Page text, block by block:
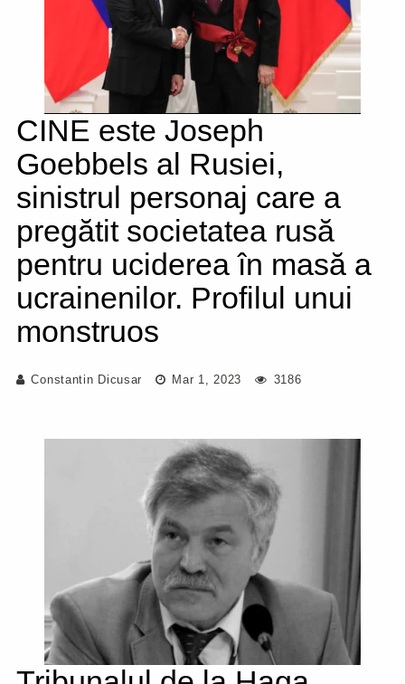
CINE este Joseph
Goebbels al Rusiei,
sinistrul personaj care a
pregătit societatea rusă
pentru uciderea în masă a
ucrainenilor. Profilul unui
monstruos
Constantin Dicusar Mar 1, 2023 3186